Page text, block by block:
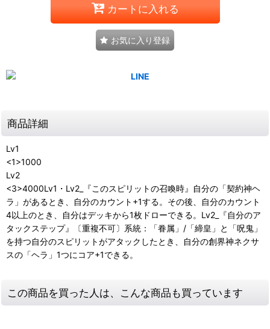
カートに入れる
お気に入り登録
商品詳細
Lv1
<1>1000
Lv2
<3>4000Lv1・Lv2_『このスピリットの召喚時』自分の「契約神ヘ
ラ」があるとき、自分のカウント+1する。その後、自分のカウント
4以上のとき、自分はデッキから1枚ドローできる。Lv2_『自分のア
タックステップ』〔重複不可〕系統：「眷属」/「締皇」と「呪鬼」
を持つ自分のスピリットがアタックしたとき、自分の創界神ネクサ
スの「ヘラ」1つにコア+1できる。
この商品を買った人は、こんな商品も買っています